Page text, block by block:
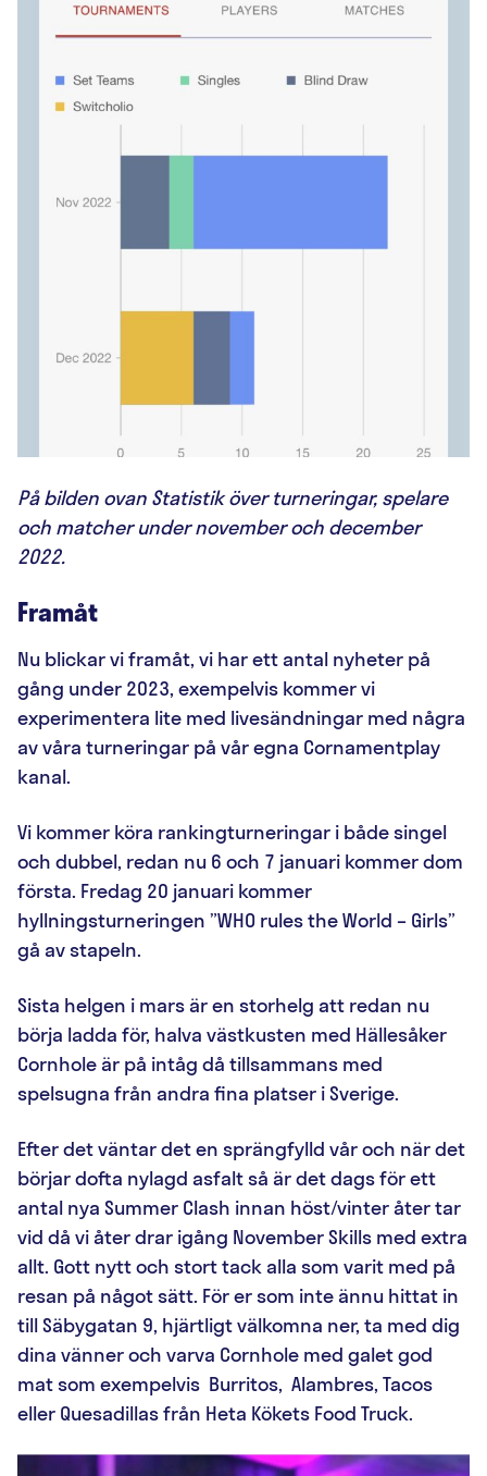
På bilden ovan Statistik över turneringar, spelare
och matcher under november och december
2022.
Framåt
Nu blickar vi framåt, vi har ett antal nyheter på
gång under 2023, exempelvis kommer vi
experimentera lite med livesändningar med några
av våra turneringar på vår egna Cornamentplay
kanal.
Vi kommer köra rankingturneringar i både singel
och dubbel, redan nu 6 och 7 januari kommer dom
första. Fredag 20 januari kommer
hyllningsturneringen ”WHO rules the World – Girls”
gå av stapeln.
Sista helgen i mars är en storhelg att redan nu
börja ladda för, halva västkusten med Hällesåker
Cornhole är på intåg då tillsammans med
spelsugna från andra fina platser i Sverige.
Efter det väntar det en sprängfylld vår och när det
börjar dofta nylagd asfalt så är det dags för ett
antal nya Summer Clash innan höst/vinter åter tar
vid då vi åter drar igång November Skills med extra
allt. Gott nytt och stort tack alla som varit med på
resan på något sätt. För er som inte ännu hittat in
till Säbygatan 9, hjärtligt välkomna ner, ta med dig
dina vänner och varva Cornhole med galet god
mat som exempelvis Burritos, Alambres, Tacos
eller Quesadillas från Heta Kökets Food Truck.